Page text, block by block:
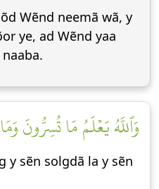
Wẽnd neemã wã, y
ye, ad Wẽnd yaa
وَٱللَّهُ يَعۡلَمُ مَا تُسِرُّونَ
y sẽn solgdã la y sẽn